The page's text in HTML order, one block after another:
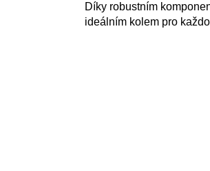
Díky robustním
ideálním kolem pro